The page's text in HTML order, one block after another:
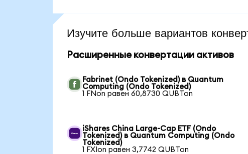
Изучите больше вариантов
Расширенные конвертации активов
Fabrinet (Ondo Tokenized) в Quantum
Computing (Ondo Tokenized)
1 FNon равен 60,8730 QUBTon
iShares China Large-Cap ETF (Ondo
Tokenized) в Quantum Computing (Ondo
Tokenized)
1 FXIon равен 3,7742 QUBTon